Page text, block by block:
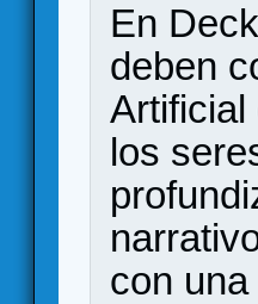
En
deben
Artificial
los
con